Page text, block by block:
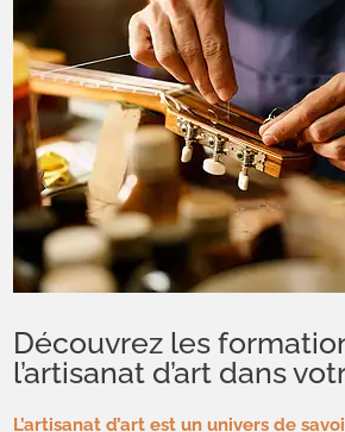
Découvrez les
l’artisanat d’art dans
L’artisanat d’art est un univers de